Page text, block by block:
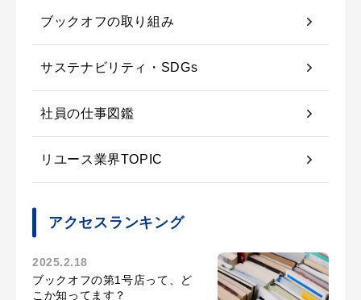
ブックオフの取り組み
サステナビリティ・SDGs
社員の仕事図鑑
リユース業界TOPIC
アクセスランキング
2025.2.18
ブックオフの第1号店って、ど
こか知ってます？